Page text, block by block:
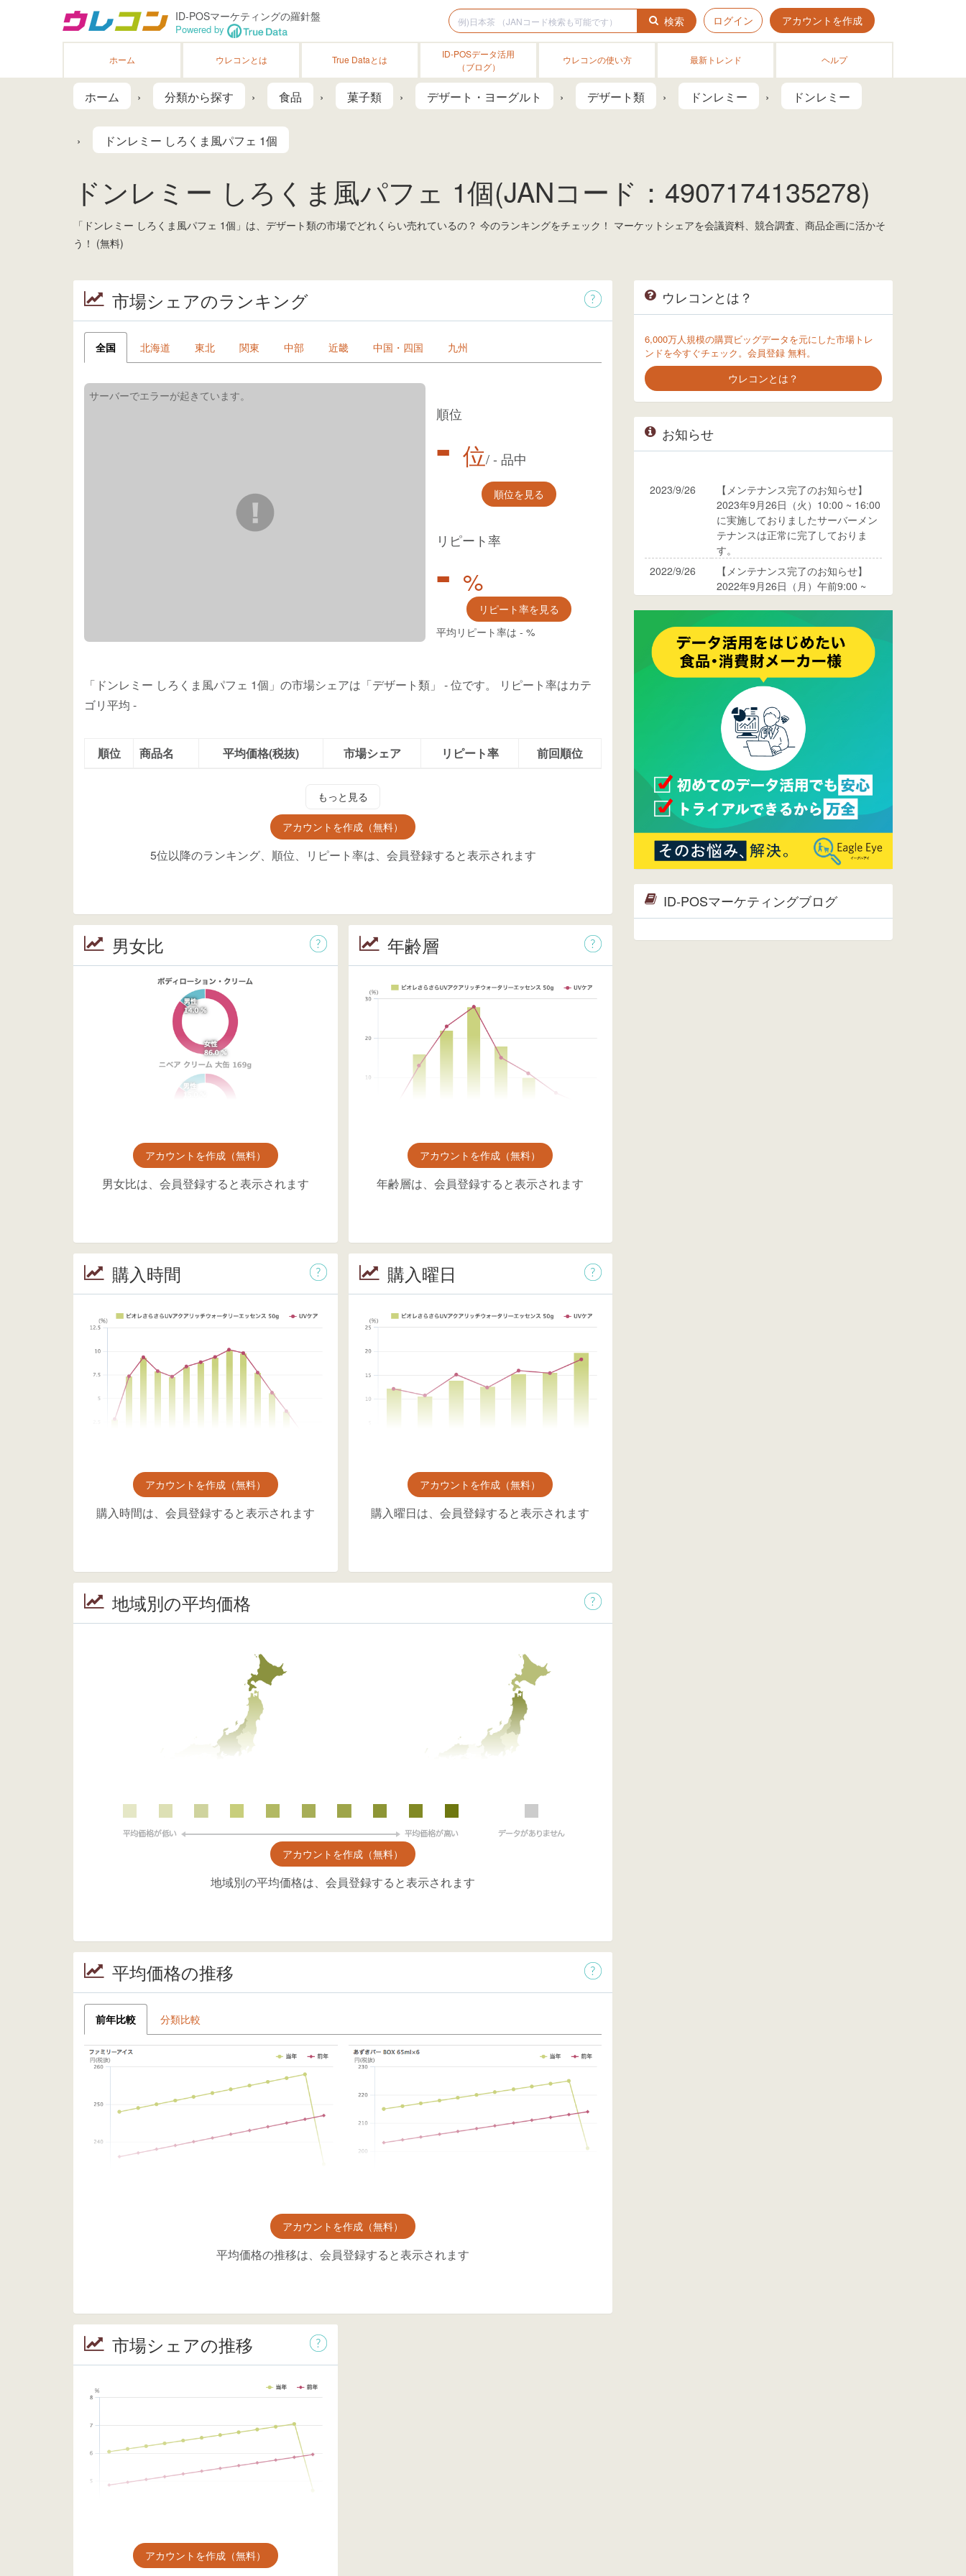
ID-POSマーケティングの羅針盤
Powered by
検索 ログイン アカウントを作成
ホーム ウレコンとは True Dataとは
ID-POSデータ活用
（ブログ）
ウレコンの使い方 最新トレンド ヘルプ
ホーム 分類から探す 食品 菓子類 デザート・ヨーグルト デザート類 ドンレミー ドンレミー
ドンレミー しろくま風パフェ 1個
ドンレミー しろくま風パフェ 1個(JANコード：4907174135278)
「ドンレミー しろくま風パフェ 1個」は、デザート類の市場でどれくらい売れているの？ 今のランキングをチェック！ マーケットシェアを会議資料、競合調査、商品企画に活かそ
う！ (無料)
市場シェアのランキング
全国 北海道 東北 関東 中部 近畿 中国・四国 九州
順位
- 位/- 品中
順位を見る
リピート率
- %
リピート率を見る
平均リピート率は - %
「ドンレミー しろくま風パフェ 1個」の市場シェアは「デザート類」 -位です。
リピート率はカテ
ゴリ平均 -
順位 商品名 平均価格(税抜) 市場シェア リピート率 前回順位
もっと見る
アカウントを作成（無料）
5位以降のランキング、順位、リピート率は、会員登録すると表示されます
男女比
アカウントを作成（無料）
男女比は、会員登録すると表示されます
年齢層
アカウントを作成（無料）
年齢層は、会員登録すると表示されます
購入時間
アカウントを作成（無料）
購入時間は、会員登録すると表示されます
購入曜日
アカウントを作成（無料）
購入曜日は、会員登録すると表示されます
地域別の平均価格
アカウントを作成（無料）
地域別の平均価格は、会員登録すると表示されます
平均価格の推移
前年比較 分類比較
アカウントを作成（無料）
平均価格の推移は、会員登録すると表示されます
市場シェアの推移
アカウントを作成（無料）
ウレコンとは？
6,000万人規模の購買ビッグデータを元にした市場トレ
ンドを今すぐチェック。会員登録 無料。
ウレコンとは？
お知らせ
2023/9/26
【メンテナンス完了のお知らせ】
2023年9月26日（火）10:00 ~ 16:00
に実施しておりましたサーバーメン
テナンスは正常に完了しておりま
す。
2022/9/26
【メンテナンス完了のお知らせ】
2022年9月26日（月）午前9:00 ~
ります。
2017/05/17
ウレコンでブログ掲載が始まりまし
た。ぜひご覧ください。
ウレコンのサイト機能を大幅バージ
ョンアップ。詳細はこちら。⇒
ページへ
ウレコンが機能拡充し、サイトリニ
ューアルしました。⇒
Facebook
2015/04/30
Facebookページを開設しました。
詳細はこちら。
2015/04/20
ウレコンサイトリリースしました。
ID-POSマーケティングブログ